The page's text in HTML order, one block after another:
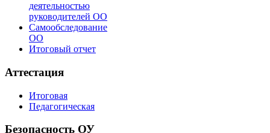
деятельностью
руководителей ОО
Самообследование
ОО
Итоговый отчет
Аттестация
Итоговая
Педагогическая
Безопасность ОУ